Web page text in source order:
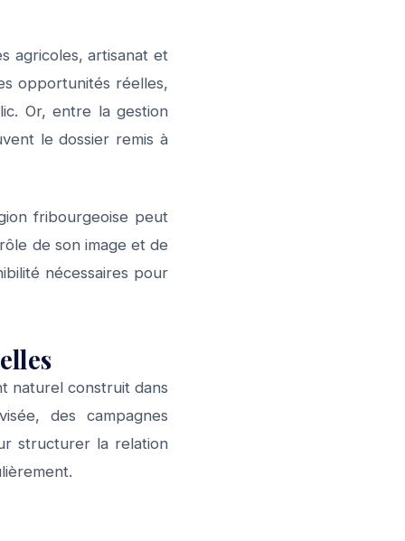
agricoles, artisanat et
opportunités réelles,
Or, entre la gestion
le dossier remis à
fribourgeoise peut
de son image et de
nécessaires pour
naturel construit dans
des campagnes
structurer la relation